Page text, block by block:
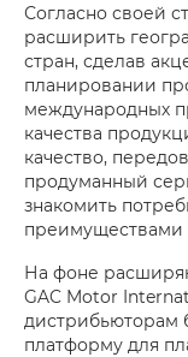
Согласно своей
расширить
стран, сделав
планировании
международных
качества
качество,
продуманный
знакомить
преимуществами
На фоне
GAC Motor
дистрибьюторам
платформу для